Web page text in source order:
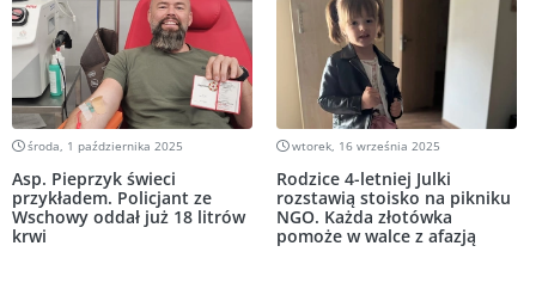
środa, 1 października 2025
Asp. Pieprzyk świeci
przykładem. Policjant ze
Wschowy oddał już 18 litrów
krwi
wtorek, 16 września 2025
Rodzice 4-letniej Julki
rozstawią stoisko na pikniku
NGO. Każda złotówka
pomoże w walce z afazją